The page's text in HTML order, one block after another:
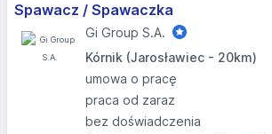
Spawacz / Spawaczka
Gi Group S.A.
Kórnik (Jarosławiec - 20km)
umowa o pracę
praca od zaraz
bez doświadczenia